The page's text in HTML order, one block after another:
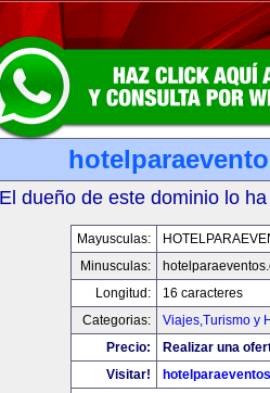
El dueño de este dominio lo
Mayusculas:
Minusculas:
Longitud:
16 caracteres
Categorias:
Viajes,Turismo y
Precio:
Realizar una
Visitar!